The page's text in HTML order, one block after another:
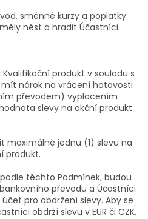
směnné kurzy a poplatky
nést a hradit Účastníci.
Kvalifikační produkt v souladu s
nárok na vrácení hotovosti
převodem) vyplacením
slevy na akční produkt
maximálně jednu (1) slevu na
produkt.
těchto Podmínek, budou
převodu a Účastníci
pro obdržení slevy. Aby se
obdrží slevu v EUR či CZK.